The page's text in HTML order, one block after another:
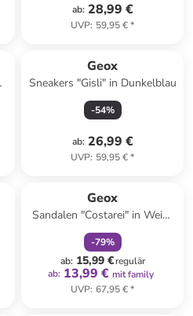
ab: 28,99 €
UVP: 59,95 €*
Geox
Sneakers "Gisli" in Dunkelblau
-54%
ab: 26,99 €
UVP: 59,95 €*
Geox
Sandalen "Costarei" in Weiß/
Silber
-79%
ab: 15,99 €regulär
ab: 13,99 € mit family
UVP: 67,95 €*